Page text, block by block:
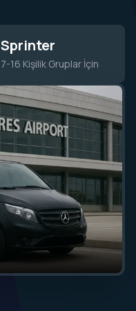
Sprinter
7-16 Kişilik Gruplar İçin